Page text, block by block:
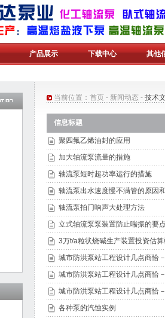
产品展示 下载中心 其他
当前位置： 首页 - 新闻动态 - 技术
信息标题
聚四氟乙烯油封的应用
加大轴流泵流量的措施
轴流泵短时超功率运行的措施
轴流泵出水速度慢不满管的原因
轴流泵拍门响声大处理方法
立式轴流泵泵装置防止喘振的要
3万t/a粒状烧碱生产装置投资估
城市防洪泵站工程设计几点商恰
城市防洪泵站工程设计几点商恰
城市防洪泵站工程设计几点商恰
各种泵的汽蚀实例